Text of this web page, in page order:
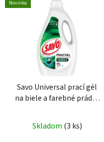
Novinka
Savo Universal prací gél
na biele a farebné prádlo
Skladom (3 ks)